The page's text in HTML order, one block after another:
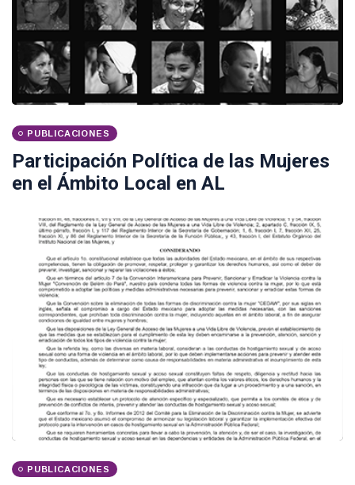
PUBLICACIONES
Participación Política de las Mujeres
en el Ámbito Local en AL
PUBLICACIONES